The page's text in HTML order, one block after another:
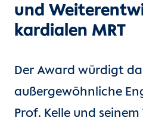
und
kardialen MRT
Der Award würdigt
außergewöhnliche
Prof. Kelle und